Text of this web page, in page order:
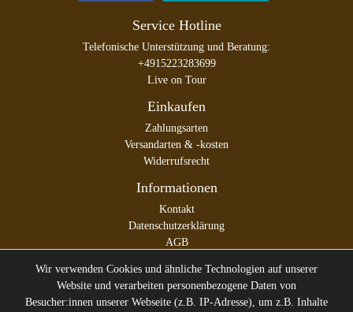
Service Hotline
Telefonische Unterstützung und Beratung:
+4915223283699
Live on Tour
Einkaufen
Zahlungsarten
Versandarten & -kosten
Widerrufsrecht
Informationen
Kontakt
Datenschutzerklärung
AGB
Wir verwenden Cookies und ähnliche Technologien auf unserer
Website und verarbeiten personenbezogene Daten von
Besucher:innen unserer Webseite (z.B. IP-Adresse), um z.B. Inhalte